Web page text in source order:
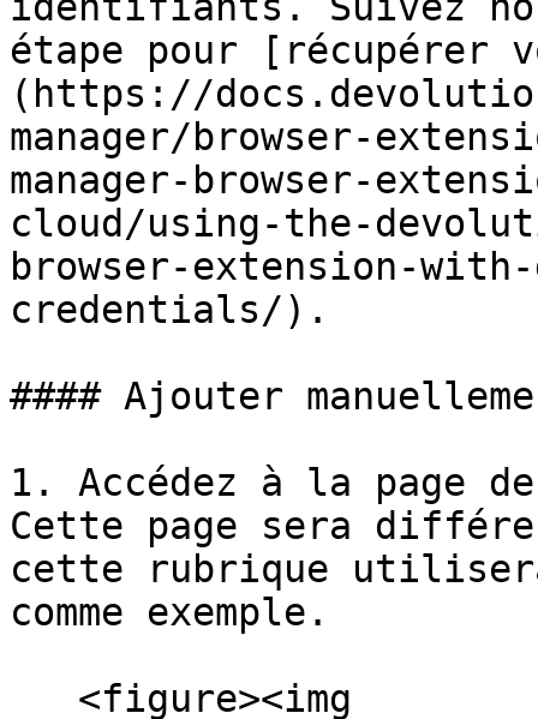
étape pour [récupérer
(https://
manager/browser-
manager-browser-
cloud/using-the-
browser-extension-
credentials/).
#### Ajouter
1. Accédez à la page
Cette page sera
cette rubrique
comme exemple.